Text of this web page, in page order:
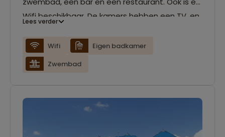
Wifi beschikbaar. De kamers hebben een TV, en
Lees verder
Wifi
Eigen badkamer
Zwembad